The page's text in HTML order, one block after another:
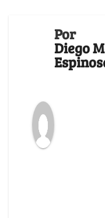
Por
Diego